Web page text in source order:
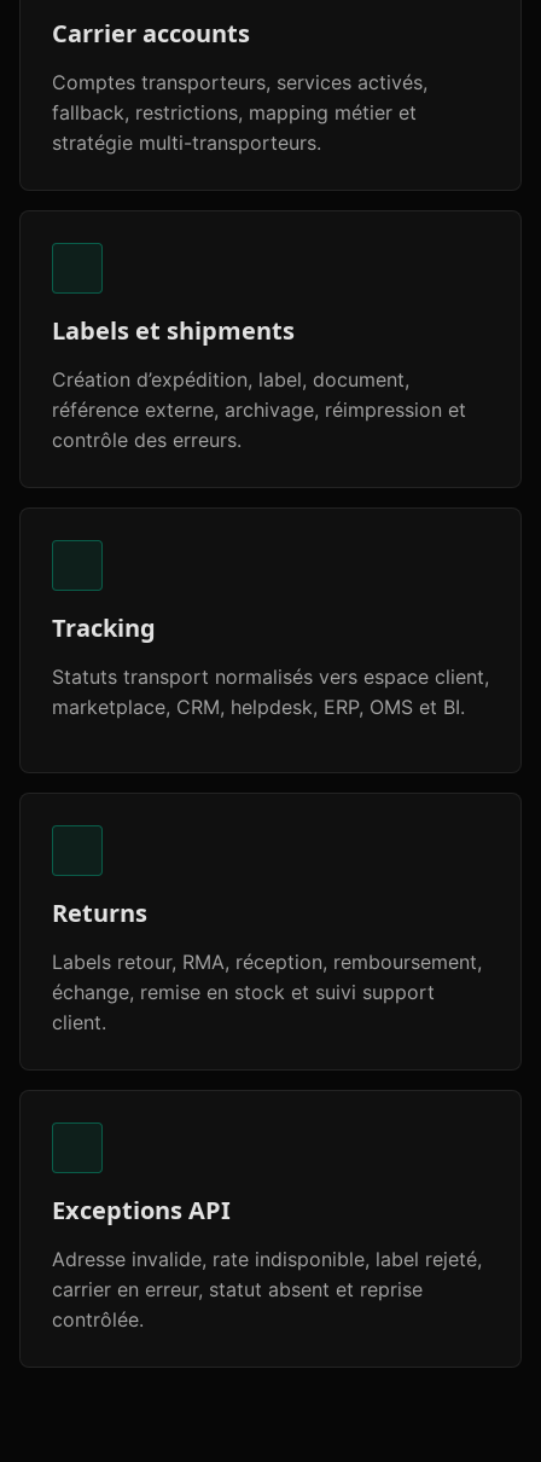
Carrier accounts
Comptes transporteurs, services activés,
fallback, restrictions, mapping métier et
stratégie multi-transporteurs.
Labels et shipments
Création d’expédition, label, document,
référence externe, archivage, réimpression et
contrôle des erreurs.
Tracking
Statuts transport normalisés vers espace client,
marketplace, CRM, helpdesk, ERP, OMS et BI.
Returns
Labels retour, RMA, réception, remboursement,
échange, remise en stock et suivi support
client.
Exceptions API
Adresse invalide, rate indisponible, label rejeté,
carrier en erreur, statut absent et reprise
contrôlée.